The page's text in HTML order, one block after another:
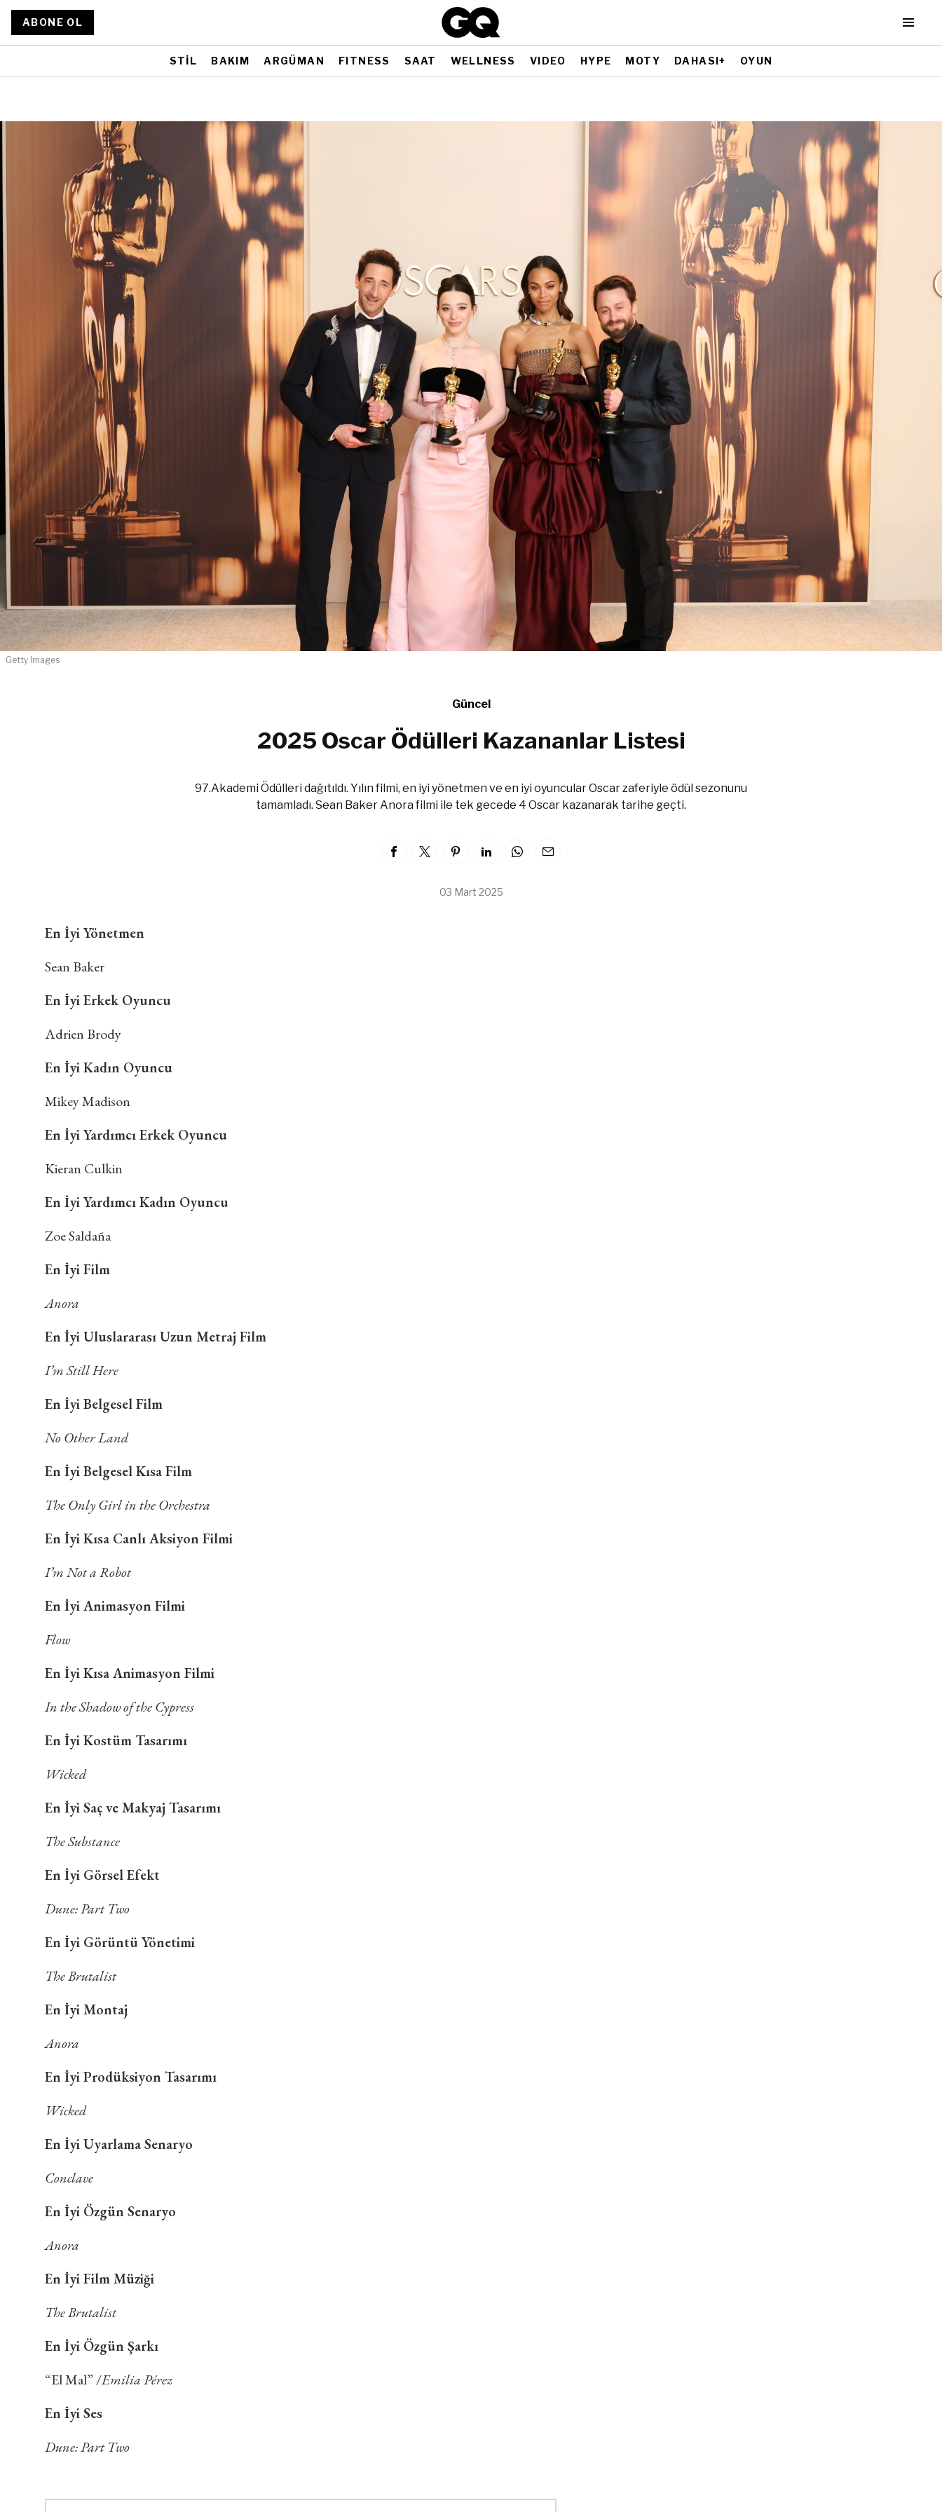
ABONE OL
STİL BAKIM ARGÜMAN FITNESS SAAT WELLNESS VIDEO HYPE MOTY DAHASI+ OYUN
Getty Images
Güncel
2025 Oscar Ödülleri Kazananlar Listesi
97.Akademi Ödülleri dağıtıldı. Yılın filmi, en iyi yönetmen ve en iyi oyuncular Oscar zaferiyle ödül sezonunu
tamamladı. Sean Baker Anora filmi ile tek gecede 4 Oscar kazanarak tarihe geçti.
03 Mart 2025
En İyi Yönetmen
Sean Baker
En İyi Erkek Oyuncu
Adrien Brody
En İyi Kadın Oyuncu
Mikey Madison
En İyi Yardımcı Erkek Oyuncu
Kieran Culkin
En İyi Yardımcı Kadın Oyuncu
Zoe Saldaña
En İyi Film
Anora
En İyi Uluslararası Uzun Metraj Film
I’m Still Here
En İyi Belgesel Film
No Other Land
En İyi Belgesel Kısa Film
The Only Girl in the Orchestra
En İyi Kısa Canlı Aksiyon Filmi
I’m Not a Robot
En İyi Animasyon Filmi
Flow
En İyi Kısa Animasyon Filmi
In the Shadow of the Cypress
En İyi Kostüm Tasarımı
Wicked
En İyi Saç ve Makyaj Tasarımı
The Substance
En İyi Görsel Efekt
Dune: Part Two
En İyi Görüntü Yönetimi
The Brutalist
En İyi Montaj
Anora
En İyi Prodüksiyon Tasarımı
Wicked
En İyi Uyarlama Senaryo
Conclave
En İyi Özgün Senaryo
Anora
En İyi Film Müziği
The Brutalist
En İyi Özgün Şarkı
“El Mal” /Emilia Pérez
En İyi Ses
Dune: Part Two